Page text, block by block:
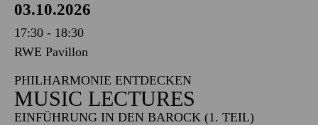
03.10.2026
17:30 - 18:30
RWE Pavillon
PHILHARMONIE ENTDECKEN
MUSIC LECTURES
EINFÜHRUNG IN DEN BAROCK (1. TEIL)